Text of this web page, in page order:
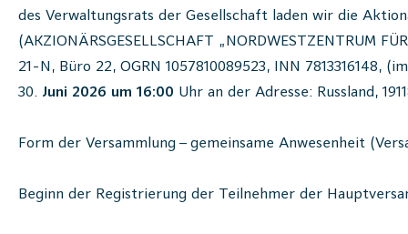
des Verwaltungsrats der Gesellschaft laden wir die
(AKZIONÄRSGESELLSCHAFT „NORDWESTZENTRUM
21-N, Büro 22, OGRN 1057810089523, INN
30. Juni 2026 um 16:00 Uhr an der Adresse: Russland,
Form der Versammlung – gemeinsame Anwesenheit
Beginn der Registrierung der Teilnehmer der